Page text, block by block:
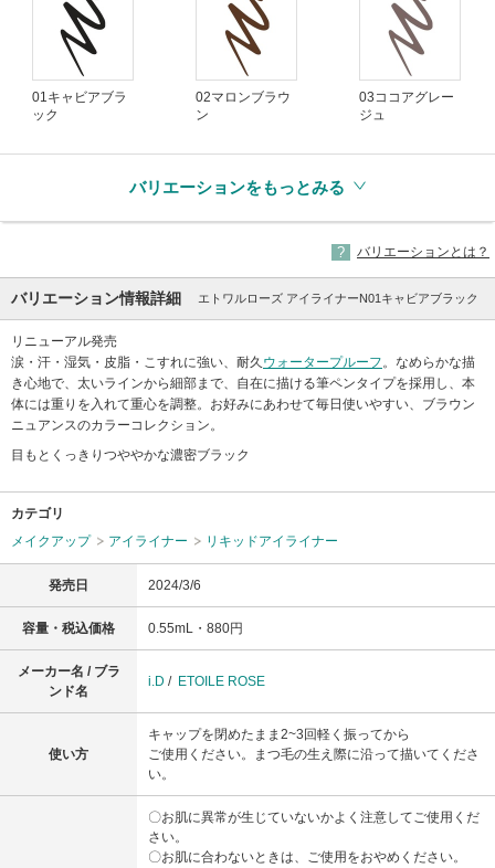
01キャビアブラ
ック
02マロンブラウ
ン
03ココアグレー
ジュ
バリエーションをもっとみる
バリエーションとは？
バリエーション情報詳細 エトワルローズ アイライナーN01キャビアブラック
リニューアル発売
涙・汗・湿気・皮脂・こすれに強い、耐久 ウォータープルーフ。なめらかな描
き心地で、太いラインから細部まで、自在に描ける筆ペンタイプを採用し、本
体には重りを入れて重心を調整。お好みにあわせて毎日使いやすい、ブラウン
ニュアンスのカラーコレクション。
目もとくっきりつややかな濃密ブラック
カテゴリ
メイクアップ
アイライナー リキッドアイライナー
発売日 2024/3/6
容量・税込価格 0.55mL・880円
メーカー名 / ブラ
ンド名
i.D / ETOILE ROSE
使い方
キャップを閉めたまま2~3回軽く振ってから
ご使用ください。まつ毛の生え際に沿って描いてくださ
い。
〇お肌に異常が生じていないかよく注意してご使用くだ
さい。
〇お肌に合わないときは、ご使用をおやめください。